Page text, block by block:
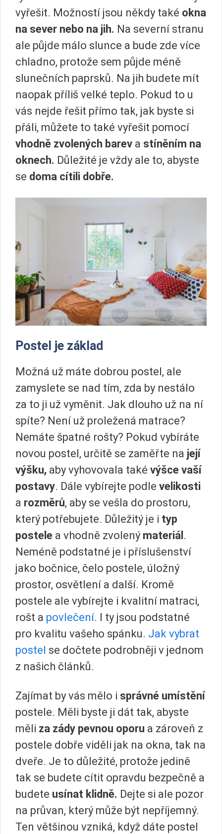
vyřešit. Možností jsou někdy také okna
na sever nebo na jih. Na severní stranu
ale půjde málo slunce a bude zde více
chladno, protože sem půjde méně
slunečních paprsků. Na jih budete mít
naopak příliš velké teplo. Pokud to u
vás nejde řešit přímo tak, jak byste si
přáli, můžete to také vyřešit pomocí
vhodně zvolených barev a stíněním na
oknech. Důležité je vždy ale to, abyste
se doma cítili dobře.
Postel je základ
Možná už máte dobrou postel, ale
zamyslete se nad tím, zda by nestálo
za to ji už vyměnit. Jak dlouho už na ní
spíte? Není už proležená matrace?
Nemáte špatné rošty? Pokud vybíráte
novou postel, určitě se zaměřte na její
výšku, aby vyhovovala také výšce vaší
postavy. Dále vybírejte podle velikosti
a rozměrů, aby se vešla do prostoru,
který potřebujete. Důležitý je i typ
postele a vhodně zvolený materiál .
Neméně podstatné je i příslušenství
jako bočnice, čelo postele, úložný
prostor, osvětlení a další. Kromě
postele ale vybírejte i kvalitní matraci,
rošt a povlečení. I ty jsou podstatné
pro kvalitu vašeho spánku. Jak vybrat
postel se dočtete podrobněji v jednom
z našich článků.
Zajímat by vás mělo i správné umístění
postele. Měli byste ji dát tak, abyste
měli za zády pevnou oporu a zároveň z
postele dobře viděli jak na okna, tak na
dveře. Je to důležité, protože jedině
tak se budete cítit opravdu bezpečně a
budete usínat klidně. Dejte si ale pozor
na průvan, který může být nepříjemný.
Ten většinou vzniká, když dáte postel